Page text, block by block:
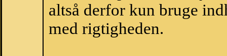
altså derfor kun bruge
med rigtigheden.